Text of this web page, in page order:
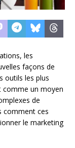
les
façons de
outils les plus
comme un moyen
de
comment ces
le marketing